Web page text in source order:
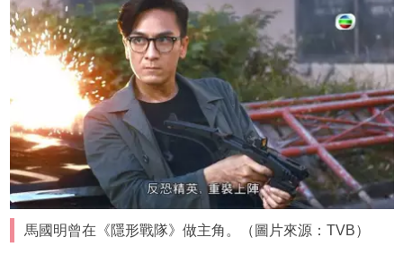
馬國明曾在《隱形戰隊》做主角。（圖片來源：TVB）